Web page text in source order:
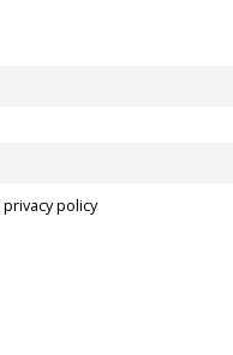
policy